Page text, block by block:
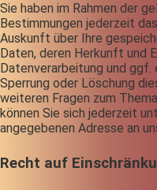
Sie haben im Rahmen der
Bestimmungen jederzeit
Auskunft über Ihre
Daten, deren Herkunft und
Datenverarbeitung und ggf.
Sperrung oder Löschung
weiteren Fragen zum
können Sie sich jederzeit
angegebenen Adresse an
Recht auf